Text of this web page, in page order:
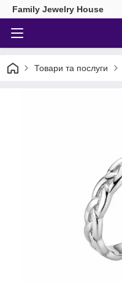
Family Jewelry House
Товари та послуги